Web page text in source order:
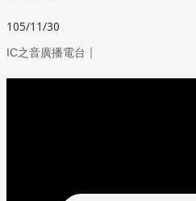
105/11/30
IC之音廣播電台 ｜